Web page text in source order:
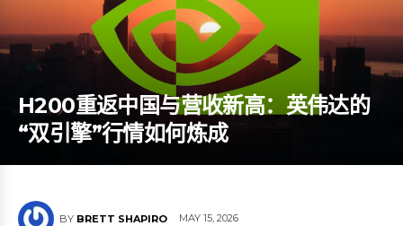
H200重返中国与营收新高：英伟达的
“双引擎”行情如何炼成
BY BRETT SHAPIRO MAY 15, 2026